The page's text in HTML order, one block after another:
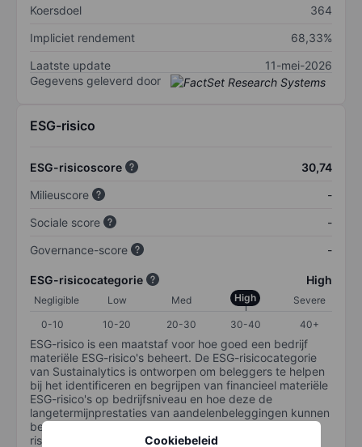
Cookiebeleid
Koersdoel
364
Impliciet rendement
68,33%
Laatste update
11-mei-2026
Gegevens geleverd door
ESG-risico
ESG-risicoscore
30,74
Milieuscore
-
Sociale score
-
Governance-score
-
ESG-risicocategorie High
Negligible Low Med High
Severe
0-10
10-20 20-30 30-40 40+
ESG-risico is een maatstaf voor hoe goed een bedrijf
materiële ESG-risico's beheert. De ESG-risicocategorie
van Sustainalytics is ontworpen om beleggers te helpen
bij het identificeren en begrijpen van financieel materiële
ESG-risico's op bedrijfsniveau en hoe deze de
langetermijnprestaties van aandelenbeleggingen kunnen
beïnvloeden. De schaal loopt van 0-100. Hoe lager het
risico, hoe beter (0 staat voor geen risico en 100 voor